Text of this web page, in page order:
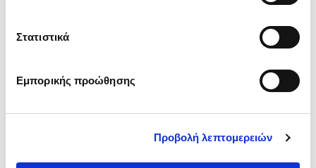
Στατιστικά
Εμπορικής προώθησης
Προβολή λεπτομερειών